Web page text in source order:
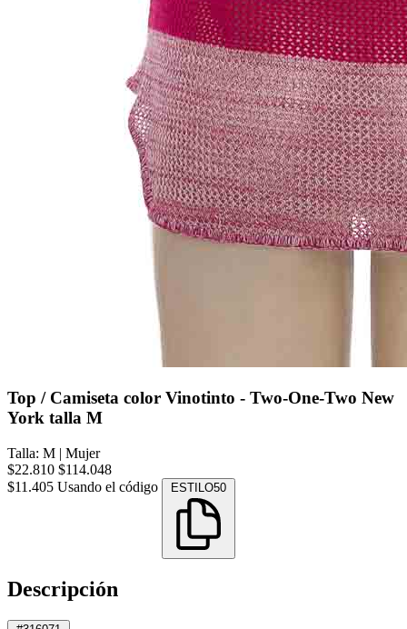
Top / Camiseta color Vinotinto - Two-One-Two New
York talla M
Talla: M | Mujer
$22.810 $114.048
$11.405 Usando el código ESTILO50
Descripción